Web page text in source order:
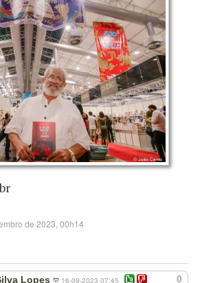
de 2023, 00h14
0
Lopes 16-09-2023 07:45